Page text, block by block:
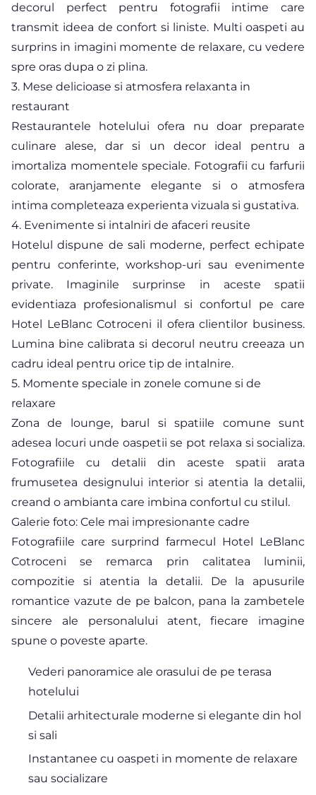
decorul perfect pentru fotografii intime care
transmit ideea de confort si liniste. Multi oaspeti au
surprins in imagini momente de relaxare, cu vedere
spre oras dupa o zi plina.
3. Mese delicioase si atmosfera relaxanta in
restaurant
Restaurantele hotelului ofera nu doar preparate
culinare alese, dar si un decor ideal pentru a
imortaliza momentele speciale. Fotografii cu farfurii
colorate, aranjamente elegante si o atmosfera
intima completeaza experienta vizuala si gustativa.
4. Evenimente si intalniri de afaceri reusite
Hotelul dispune de sali moderne, perfect echipate
pentru conferinte, workshop-uri sau evenimente
private. Imaginile surprinse in aceste spatii
evidentiaza profesionalismul si confortul pe care
Hotel LeBlanc Cotroceni il ofera clientilor business.
Lumina bine calibrata si decorul neutru creeaza un
cadru ideal pentru orice tip de intalnire.
5. Momente speciale in zonele comune si de
relaxare
Zona de lounge, barul si spatiile comune sunt
adesea locuri unde oaspetii se pot relaxa si socializa.
Fotografiile cu detalii din aceste spatii arata
frumusetea designului interior si atentia la detalii,
creand o ambianta care imbina confortul cu stilul.
Galerie foto: Cele mai impresionante cadre
Fotografiile care surprind farmecul Hotel LeBlanc
Cotroceni se remarca prin calitatea luminii,
compozitie si atentia la detalii. De la apusurile
romantice vazute de pe balcon, pana la zambetele
sincere ale personalului atent, fiecare imagine
spune o poveste aparte.
Vederi panoramice ale orasului de pe terasa
hotelului
Detalii arhitecturale moderne si elegante din hol
si sali
Instantanee cu oaspeti in momente de relaxare
sau socializare